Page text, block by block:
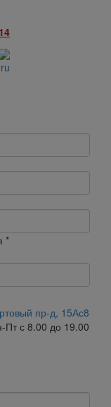
*
пр-д, 15Ас8
Пт с 8.00 до 19.00